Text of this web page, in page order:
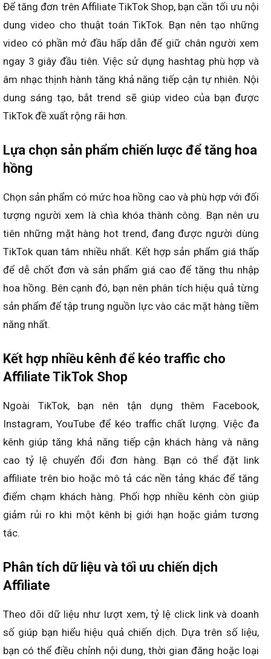
Để tăng đơn trên Affiliate TikTok Shop, bạn cần tối ưu nội
dung video cho thuật toán TikTok. Bạn nên tạo những
video có phần mở đầu hấp dẫn để giữ chân người xem
ngay 3 giây đầu tiên. Việc sử dụng hashtag phù hợp và
âm nhạc thịnh hành tăng khả năng tiếp cận tự nhiên. Nội
dung sáng tạo, bắt trend sẽ giúp video của bạn được
TikTok đề xuất rộng rãi hơn.
Lựa chọn sản phẩm chiến lược để tăng hoa
hồng
Chọn sản phẩm có mức hoa hồng cao và phù hợp với đối
tượng người xem là chìa khóa thành công. Bạn nên ưu
tiên những mặt hàng hot trend, đang được người dùng
TikTok quan tâm nhiều nhất. Kết hợp sản phẩm giá thấp
để dễ chốt đơn và sản phẩm giá cao để tăng thu nhập
hoa hồng. Bên cạnh đó, bạn nên phân tích hiệu quả từng
sản phẩm để tập trung nguồn lực vào các mặt hàng tiềm
năng nhất.
Kết hợp nhiều kênh để kéo traffic cho
Affiliate TikTok Shop
Ngoài TikTok, bạn nên tận dụng thêm Facebook,
Instagram, YouTube để kéo traffic chất lượng. Việc đa
kênh giúp tăng khả năng tiếp cận khách hàng và nâng
cao tỷ lệ chuyển đổi đơn hàng. Bạn có thể đặt link
affiliate trên bio hoặc mô tả các nền tảng khác để tăng
điểm chạm khách hàng. Phối hợp nhiều kênh còn giúp
giảm rủi ro khi một kênh bị giới hạn hoặc giảm tương
tác.
Phân tích dữ liệu và tối ưu chiến dịch
Affiliate
Theo dõi dữ liệu như lượt xem, tỷ lệ click link và doanh
số giúp bạn hiểu hiệu quả chiến dịch. Dựa trên số liệu,
bạn có thể điều chỉnh nội dung, thời gian đăng hoặc loại